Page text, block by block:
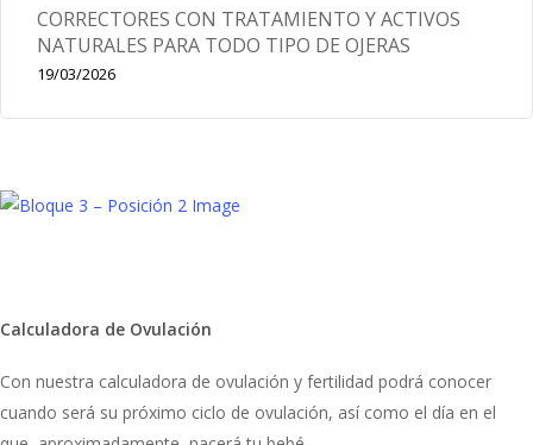
CORRECTORES CON TRATAMIENTO Y ACTIVOS
NATURALES PARA TODO TIPO DE OJERAS
19/03/2026
Calculadora de Ovulación
Con nuestra calculadora de ovulación y fertilidad podrá conocer
cuando será su próximo ciclo de ovulación, así como el día en el